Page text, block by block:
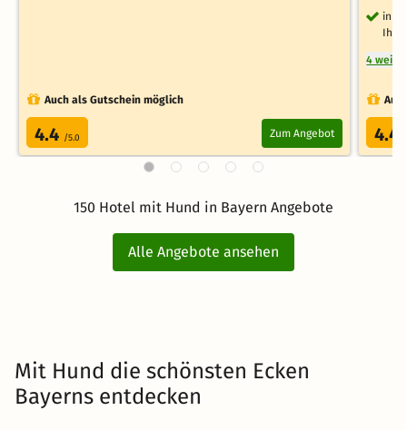
Auch als Gutschein möglich
4.4 /5.0 Zum Angebot
inkl.
Ihre
4
4.4
150 Hotel mit Hund in Bayern Angebote
Alle Angebote ansehen
Mit Hund die schönsten Ecken
Bayerns entdecken